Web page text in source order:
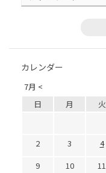
カレンダー
7月 <
日 月 火
2
3 4
9
10 11